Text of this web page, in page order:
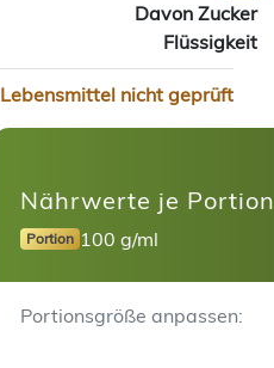
Davon Zucker
Flüssigkeit
Lebensmittel nicht geprüft
Nährwerte je Portion
Portion 100 g/ml
Portionsgröße anpassen: